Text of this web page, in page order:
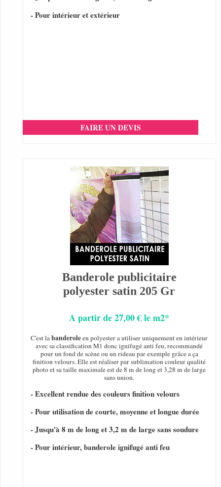
- Pour intérieur et extérieur
FAIRE UN DEVIS
Banderole publicitaire
polyester satin 205 Gr
A partir de 27,00 € le m2*
C'est labanderoleen polyester a utiliser uniquement en intérieur
avec sa classification M1 donc ignifugé anti feu, recommandé
pour un fond de scène ou un rideau par exemple grâce a ça
finition velours. Elle est réaliser par sublimation couleur qualité
photo et sa taille maximale est de 8 m de long et 3,28 m de large
sans union.
- Excellent rendue des couleurs finition velours
- Pour utilisation de courte, moyenne et longue durée
- Jusqu'à 8 m de long et 3,2 m de large sans soudure
- Pour intérieur, banderole ignifugé anti feu